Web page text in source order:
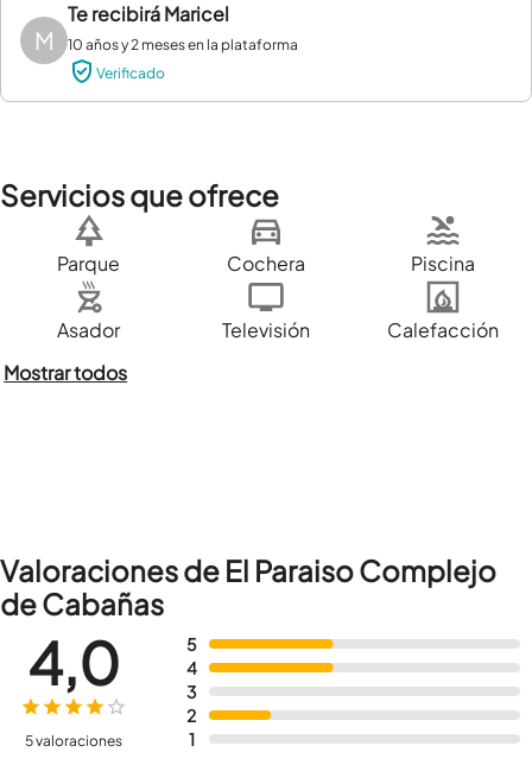
M
Te recibiráMaricel
10 años y 2 meses en la plataforma
Verificado
Servicios que ofrece
Parque Cochera Piscina
Asador Televisión
Calefacción
Mostrar todos
Valoraciones de El Paraiso Complejo
de Cabañas
5
4
3
2
1
4,0
5 valoraciones